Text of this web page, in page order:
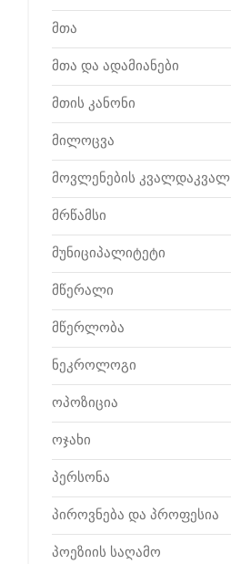
მთა
მთა და ადამიანები
მთის კანონი
მილოცვა
მოვლენების კვალდაკვალ
მრწამსი
მუნიციპალიტეტი
მწერალი
მწერლობა
ნეკროლოგი
ოპოზიცია
ოჯახი
პერსონა
პიროვნება და პროფესია
პოეზიის საღამო